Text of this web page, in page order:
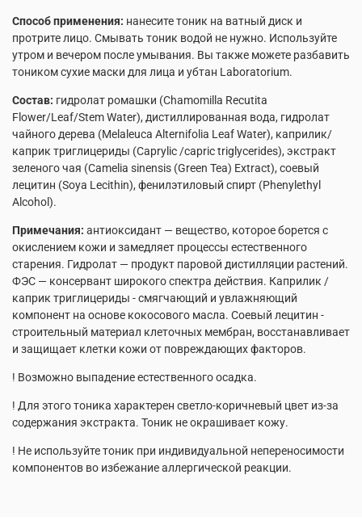
Способ применения: нанесите тоник на ватный диск и
протрите лицо. Смывать тоник водой не нужно. Используйте
утром и вечером после умывания. Вы также можете разбавить
тоником сухие маски для лица и убтан Laboratorium.
Состав: гидролат ромашки (Chamomilla Recutita
Flower/Leaf/Stem Water), дистиллированная вода, гидролат
чайного дерева (Melaleuca Alternifolia Leaf Water), каприлик/
каприк триглицериды (Caprylic /capric triglycerides), экстракт
зеленого чая (Camelia sinensis (Green Tea) Extract), соевый
лецитин (Soya Lecithin), фенилэтиловый спирт (Phenylethyl
Alcohol).
Примечания: антиоксидант — вещество, которое борется с
окислением кожи и замедляет процессы естественного
старения. Гидролат — продукт паровой дистилляции растений.
ФЭС — консервант широкого спектра действия. Каприлик /
каприк триглицериды - смягчающий и увлажняющий
компонент на основе кокосового масла. Соевый лецитин -
строительный материал клеточных мембран, восстанавливает
и защищает клетки кожи от повреждающих факторов.
! Возможно выпадение естественного осадка.
! Для этого тоника характерен светло-коричневый цвет из-за
содержания экстракта. Тоник не окрашивает кожу.
! Не используйте тоник при индивидуальной непереносимости
компонентов во избежание аллергической реакции.